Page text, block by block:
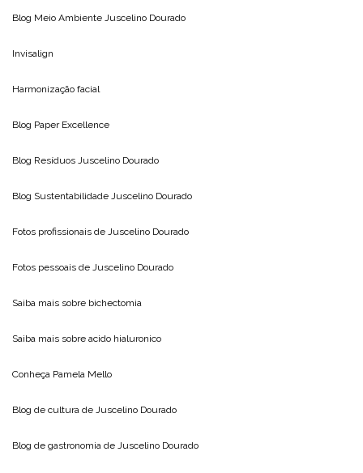
Blog Meio Ambiente Juscelino Dourado
Invisalign
Harmonização facial
Blog Paper Excellence
Blog Resíduos Juscelino Dourado
Blog Sustentabilidade Juscelino Dourado
Fotos profissionais de Juscelino Dourado
Fotos pessoais de Juscelino Dourado
Saiba mais sobre bichectomia
Saiba mais sobre acido hialuronico
Conheça Pamela Mello
Blog de cultura de Juscelino Dourado
Blog de gastronomia de Juscelino Dourado